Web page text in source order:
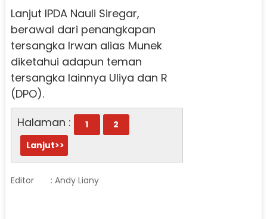
Lanjut IPDA Nauli Siregar,
berawal dari penangkapan
tersangka Irwan alias Munek
diketahui adapun teman
tersangka lainnya Uliya dan R
(DPO).
Halaman :
1
2
Lanjut>>
Editor : Andy Liany